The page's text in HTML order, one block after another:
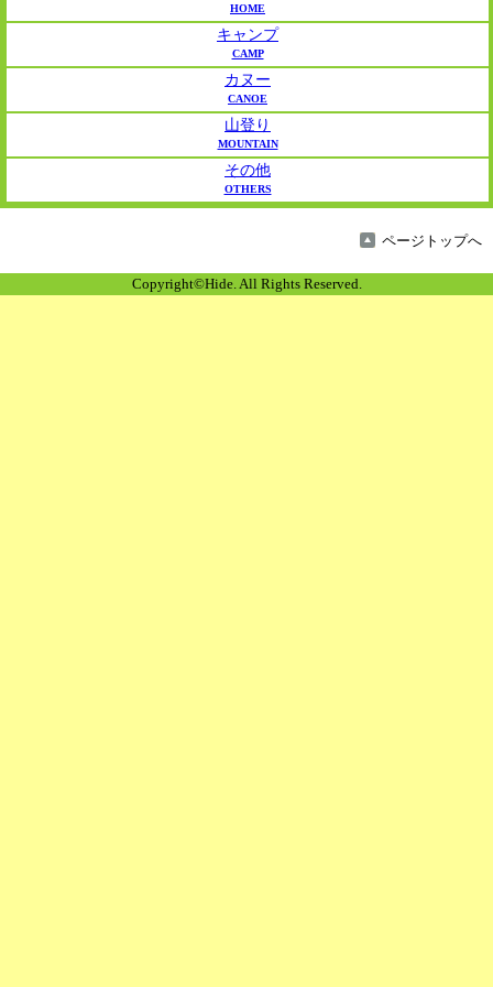
HOME
キャンプ
CAMP
カヌー
CANOE
山登り
MOUNTAIN
その他
OTHERS
ページトップへ
Copyright©Hide. All Rights Reserved.